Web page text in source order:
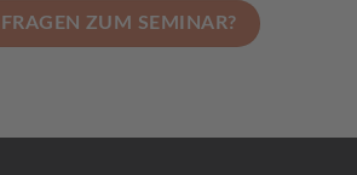
ZUM SEMINAR?